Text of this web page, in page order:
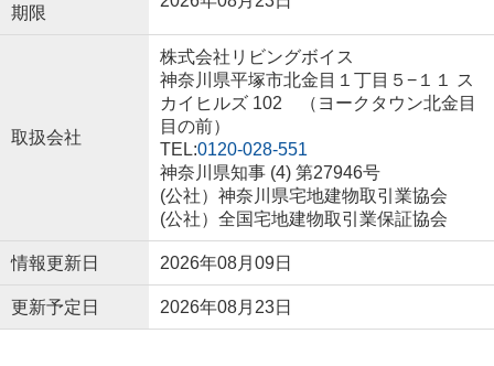
期限
取扱会社
株式会社リビングボイス
神奈川県平塚市北金目１丁目５−１１ ス
カイヒルズ 102 （ヨークタウン北金目
目の前）
TEL:0120-028-551
神奈川県知事 (4) 第27946号
(公社）神奈川県宅地建物取引業協会
(公社）全国宅地建物取引業保証協会
情報更新日 2026年08月09日
更新予定日 2026年08月23日